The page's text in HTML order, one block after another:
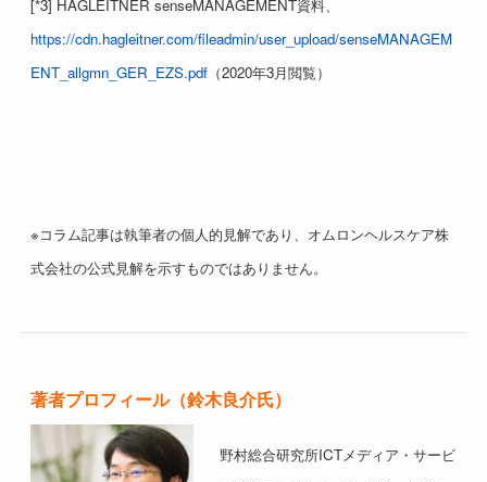
[*3] HAGLEITNER senseMANAGEMENT資料、
https://cdn.hagleitner.com/fileadmin/user_upload/senseMANAGEM
ENT_allgmn_GER_EZS.pdf（2020年3月閲覧）
※コラム記事は執筆者の個人的見解であり、オムロンヘルスケア株
式会社の公式見解を示すものではありません。
著者プロフィール（鈴木良介氏）
野村総合研究所ICTメディア・サービ